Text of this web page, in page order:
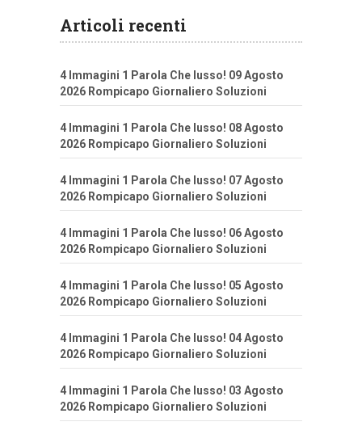
Articoli recenti
4 Immagini 1 Parola Che lusso! 09 Agosto
2026 Rompicapo Giornaliero Soluzioni
4 Immagini 1 Parola Che lusso! 08 Agosto
2026 Rompicapo Giornaliero Soluzioni
4 Immagini 1 Parola Che lusso! 07 Agosto
2026 Rompicapo Giornaliero Soluzioni
4 Immagini 1 Parola Che lusso! 06 Agosto
2026 Rompicapo Giornaliero Soluzioni
4 Immagini 1 Parola Che lusso! 05 Agosto
2026 Rompicapo Giornaliero Soluzioni
4 Immagini 1 Parola Che lusso! 04 Agosto
2026 Rompicapo Giornaliero Soluzioni
4 Immagini 1 Parola Che lusso! 03 Agosto
2026 Rompicapo Giornaliero Soluzioni